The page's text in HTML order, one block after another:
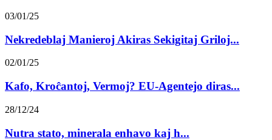
03/01/25
Nekredeblaj Manieroj Akiras Sekigitaj Griloj...
02/01/25
Kafo, Kroĉantoj, Vermoj? EU-Agentejo diras...
28/12/24
Nutra stato, minerala enhavo kaj h...